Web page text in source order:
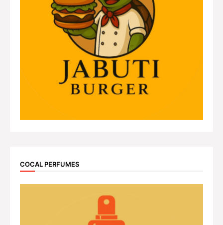
COCAL PERFUMES